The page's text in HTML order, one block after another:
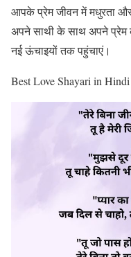
आपके प्रेम जीवन में मधुरता और
अपने साथी के साथ अपने प्रेम
नई ऊंचाइयों तक पहुंचाएं।
Best Love Shayari in